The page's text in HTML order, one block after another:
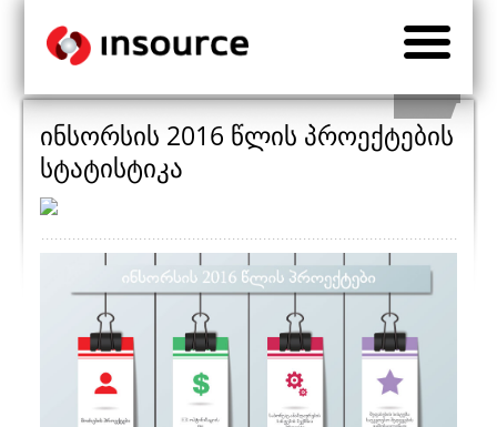
ინსორსის 2016 წლის პროექტების
სტატისტიკა